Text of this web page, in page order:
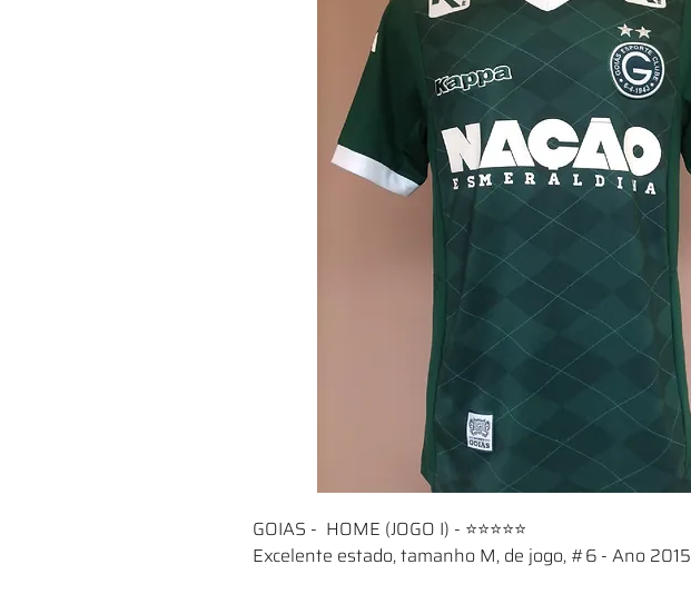
GOIAS - HOME (JOGO I) - ⭐⭐⭐⭐⭐
Excelente estado, tamanho M, de jogo, #6 - Ano 2015